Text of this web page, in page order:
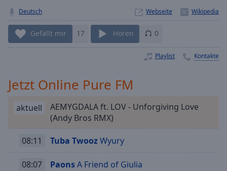
1x
Playback
Rate
descriptions
selected
Deutsch Webseite
Gefällt mir 17 Hören 0
Playlist Kontakte
Jetzt Online Pure FM
aktuell
AEMYGDALA ft. LOV - Unforgiving Love
(Andy Bros RMX)
08:11 Tuba TwoozWyury
08:07 PaonsA Friend of Giulia